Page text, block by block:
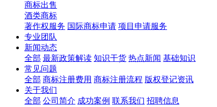
商标出售
酒类商标
著作权服务 国际商标申请 项目申请服务
专业团队
新闻动态
全部 最新政策解读 知识干货 热点新闻 基础知识
常见问题
全部 商标注册费用 商标注册流程 版权登记资讯
关于我们
全部 公司简介 成功案例 联系我们 招聘信息